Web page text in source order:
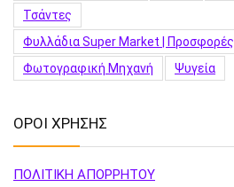
Τσάντες
Φυλλάδια Super Market |
Φωτογραφική Μηχανή
Ψυγεία
ΟΡΟΙ ΧΡΗΣΗΣ
ΠΟΛΙΤΙΚΗ ΑΠΟΡΡΗΤΟΥ